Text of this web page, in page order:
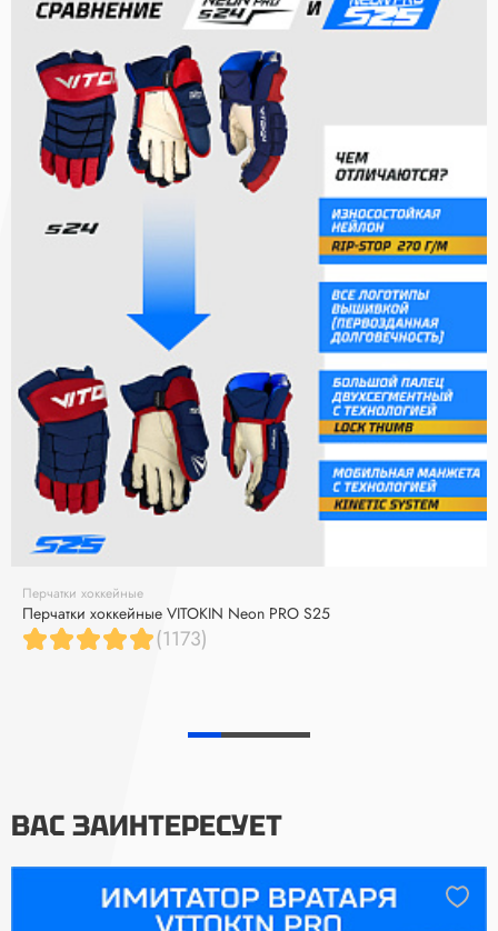
Перчатки хоккейные
Перчатки хоккейные VITOKIN Neon PRO S25
(1173)
ВАС ЗАИНТЕРЕСУЕТ